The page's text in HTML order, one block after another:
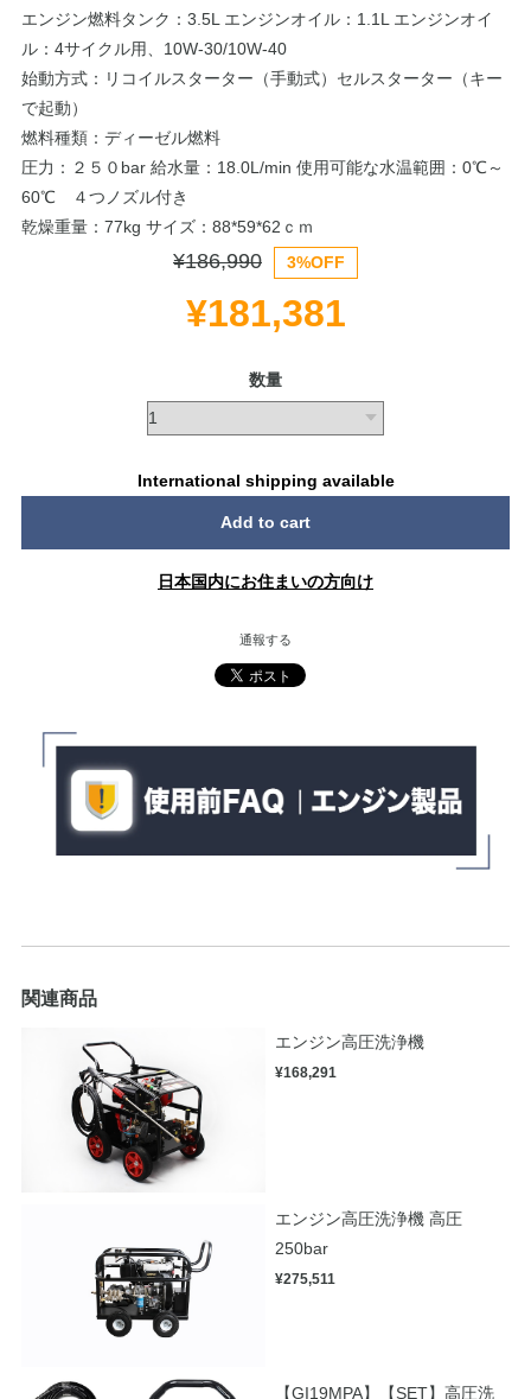
エンジン燃料タンク：3.5L エンジンオイル：1.1L エンジンオイ
ル：4サイクル用、10W-30/10W-40
始動方式：リコイルスターター（手動式）セルスターター（キー
で起動）
燃料種類：ディーゼル燃料
圧力：２５０bar 給水量：18.0L/min 使用可能な水温範囲：0℃～
60℃ ４つノズル付き
乾燥重量：77kg サイズ：88*59*62ｃｍ
¥186,990 3%OFF
¥181,381
数量
International shipping available
Add to cart
日本国内にお住まいの方向け
通報する
関連商品
エンジン高圧洗浄機
¥168,291
エンジン高圧洗浄機 高圧
250bar
¥275,511
【GI19MPA】【SET】高圧洗